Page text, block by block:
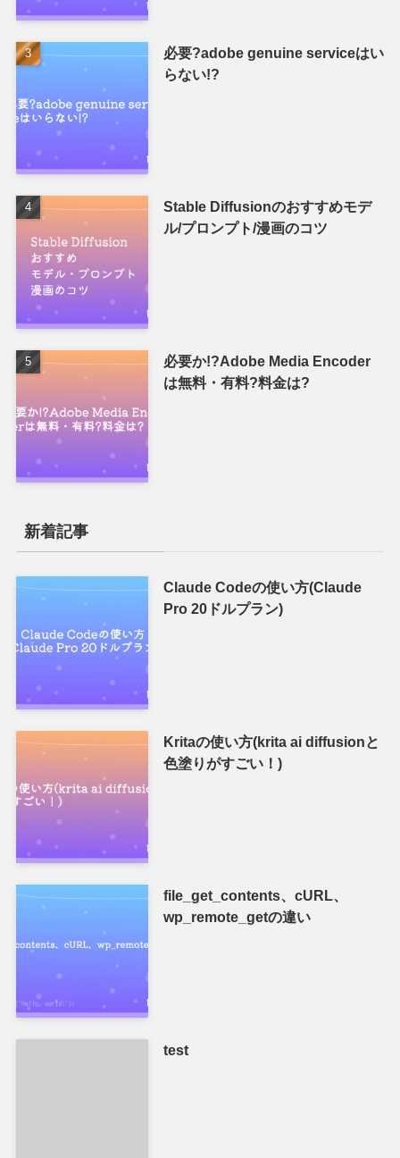
必要?adobe genuine serviceはい
らない!?
Stable Diffusionのおすすめモデ
ル/プロンプト/漫画のコツ
必要か!?Adobe Media Encoder
は無料・有料?料金は?
新着記事
Claude Codeの使い方(Claude
Pro 20ドルプラン)
Kritaの使い方(krita ai diffusionと
色塗りがすごい！)
file_get_contents、cURL、
wp_remote_getの違い
test